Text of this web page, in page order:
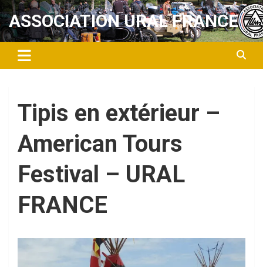
Aller
au
contenu
ASSOCIATION URAL FRANCE
Tipis en extérieur –
American Tours
Festival – URAL
FRANCE